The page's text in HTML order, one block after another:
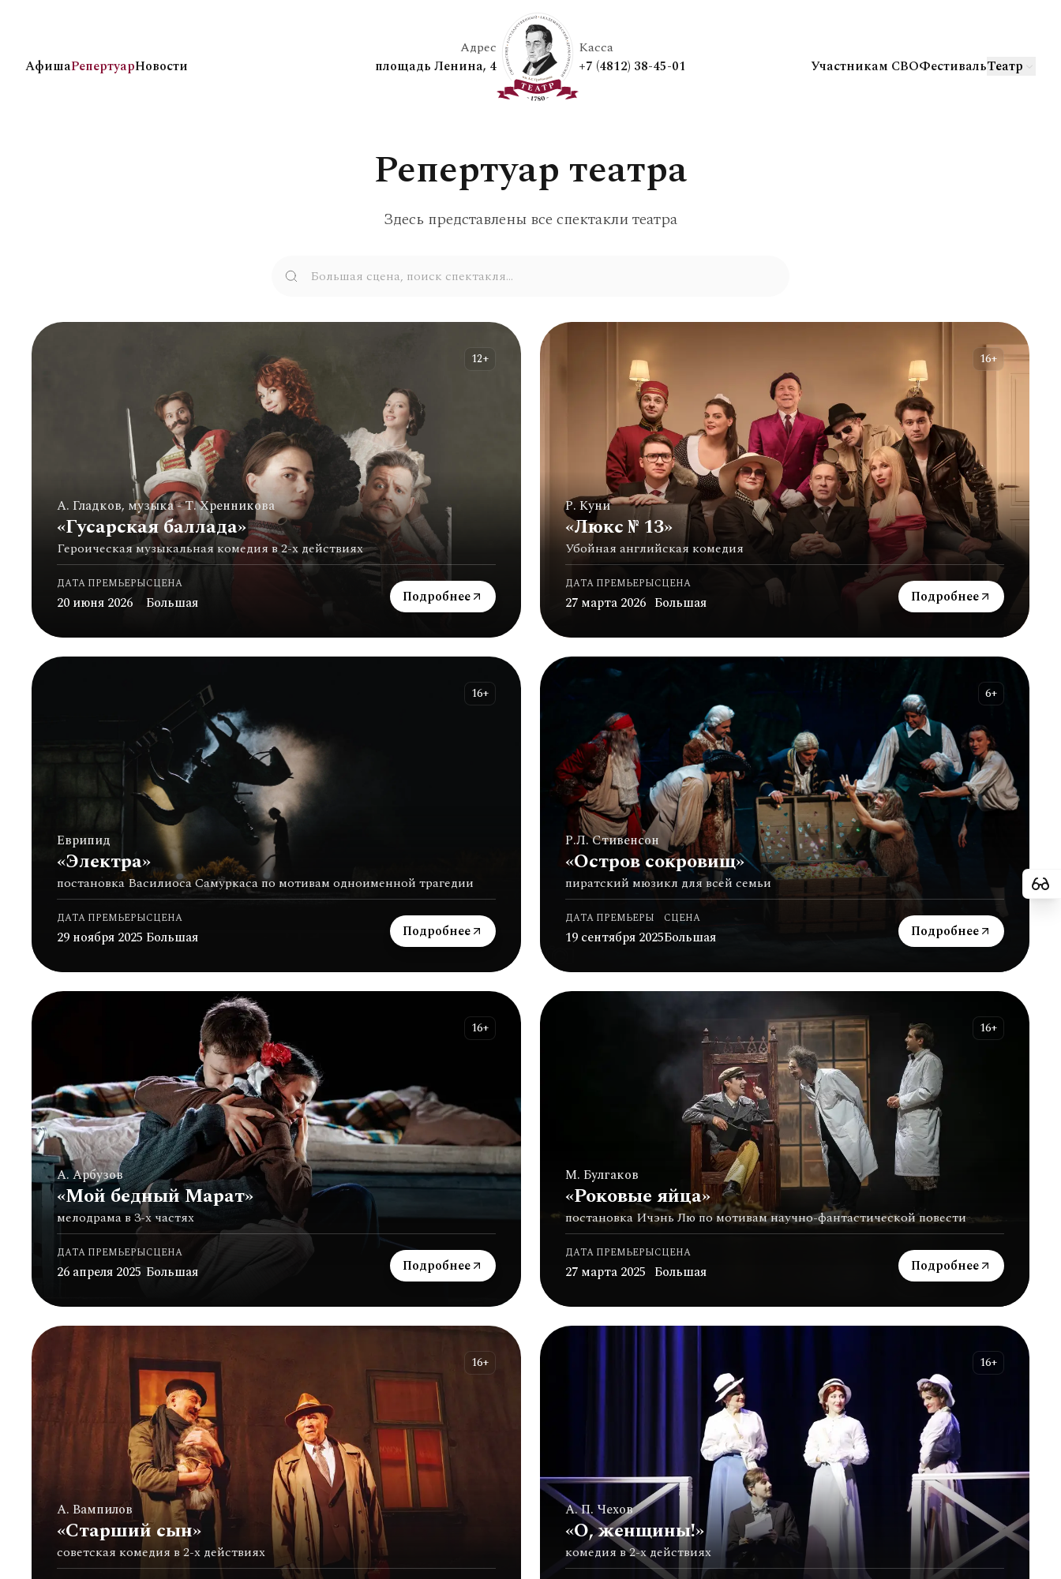
АфишаРепертуарНовости
Адрес
площадь Ленина, 4
Касса
+7 (4812) 38-45-01
Участникам СВОФестивальТеатр
Репертуар театра
Здесь представлены все спектакли театра
12+
А. Гладков, музыка - Т. Хренникова
«Гусарская баллада»
Героическая музыкальная комедия в 2-х действиях
ДАТА ПРЕМЬЕРЫ
20 июня 2026
СЦЕНА
Большая Подробнее
16+
Р. Куни
«Люкс № 13»
Убойная английская комедия
ДАТА ПРЕМЬЕРЫ
27 марта 2026
СЦЕНА
Большая Подробнее
16+
Еврипид
«Электра»
постановка Василиоса Самуркаса по мотивам одноименной трагедии
ДАТА ПРЕМЬЕРЫ
29 ноября 2025
СЦЕНА
Большая Подробнее
6+
Р.Л. Стивенсон
«Остров сокровищ»
пиратский мюзикл для всей семьи
ДАТА ПРЕМЬЕРЫ
19 сентября 2025
СЦЕНА
Большая Подробнее
16+
А. Арбузов
«Мой бедный Марат»
мелодрама в 3-х частях
ДАТА ПРЕМЬЕРЫ
26 апреля 2025
СЦЕНА
Большая Подробнее
16+
М. Булгаков
«Роковые яйца»
постановка Ичэнь Лю по мотивам научно-фантастической повести
ДАТА ПРЕМЬЕРЫ
27 марта 2025
СЦЕНА
Большая Подробнее
16+
А. Вампилов
«Старший сын»
советская комедия в 2-х действиях
16+
А. П. Чехов
«О, женщины!»
комедия в 2-х действиях